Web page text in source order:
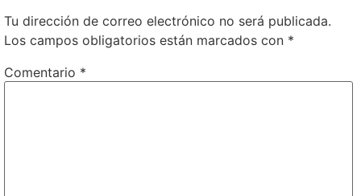
Tu dirección de correo electrónico no será publicada.
Los campos obligatorios están marcados con *
Comentario *